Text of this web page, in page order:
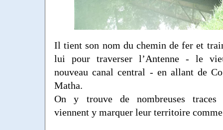
Il tient son nom du chemin de fer et
lui pour traverser l’Antenne - le
nouveau canal central - en allant de
Matha.
On y trouve de nombreuses traces
viennent y marquer leur territoire